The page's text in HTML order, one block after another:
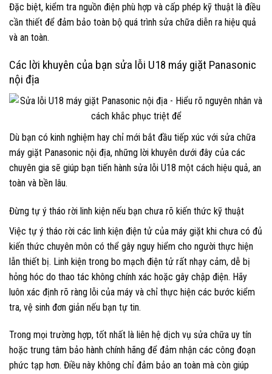
Đặc biệt, kiểm tra nguồn điện phù hợp và cấp phép kỹ thuật là điều
cần thiết để đảm bảo toàn bộ quá trình sửa chữa diễn ra hiệu quả
và an toàn.
Các lời khuyên của bạn sửa lỗi U18 máy giặt Panasonic
nội địa
Dù bạn có kinh nghiệm hay chỉ mới bắt đầu tiếp xúc với sửa chữa
máy giặt Panasonic nội địa, những lời khuyên dưới đây của các
chuyên gia sẽ giúp bạn tiến hành sửa lỗi U18 một cách hiệu quả, an
toàn và bền lâu.
Đừng tự ý tháo rời linh kiện nếu bạn chưa rõ kiến thức kỹ thuật
Việc tự ý tháo rời các linh kiện điện tử của máy giặt khi chưa có đủ
kiến thức chuyên môn có thể gây nguy hiểm cho người thực hiện
lẫn thiết bị. Linh kiện trong bo mạch điện tử rất nhạy cảm, dễ bị
hỏng hóc do thao tác không chính xác hoặc gây chập điện. Hãy
luôn xác định rõ ràng lỗi của máy và chỉ thực hiện các bước kiểm
tra, vệ sinh đơn giản nếu bạn tự tin.
Trong mọi trường hợp, tốt nhất là liên hệ dịch vụ sửa chữa uy tín
hoặc trung tâm bảo hành chính hãng để đảm nhận các công đoạn
phức tạp hơn. Điều này không chỉ đảm bảo an toàn mà còn giúp